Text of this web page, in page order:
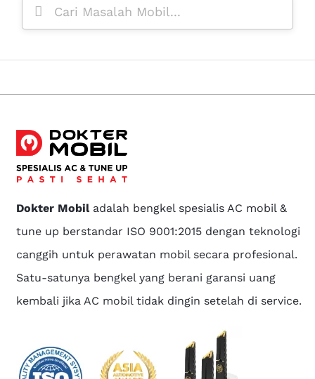
Dokter Mobiladalah bengkel spesialis AC mobil &
tune up berstandar ISO 9001:2015 dengan teknologi
canggih untuk perawatan mobil secara profesional.
Satu-satunya bengkel yang berani garansi uang
kembali jika AC mobil tidak dingin setelah di service.